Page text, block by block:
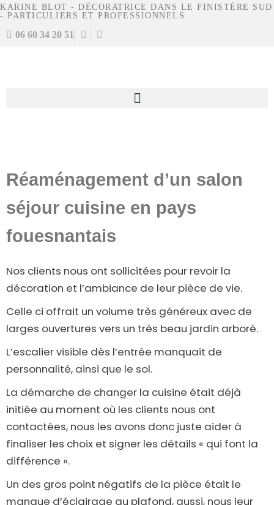
KARINE BLOT - DÉCORATRICE DANS LE FINISTÈRE SUD
- PARTICULIERS ET PROFESSIONNELS
06 60 34 20 51
Réaménagement d’un salon
séjour cuisine en pays
fouesnantais
Nos clients nous ont sollicitées pour revoir la
décoration et l’ambiance de leur pièce de vie.
Celle ci offrait un volume très généreux avec de
larges ouvertures vers un très beau jardin arboré.
L’escalier visible dès l’entrée manquait de
personnalité, ainsi que le sol.
La démarche de changer la cuisine était déjà
initiée au moment où les clients nous ont
contactées, nous les avons donc juste aider à
finaliser les choix et signer les détails « qui font la
différence ».
Un des gros point négatifs de la pièce était le
manque d’éclairage au plafond, aussi, nous leur